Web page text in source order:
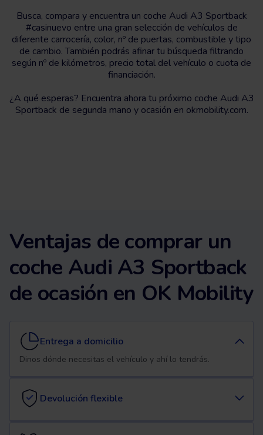
Busca, compara y encuentra un coche Audi A3 Sportback
#casinuevo entre una gran selección de vehículos de
diferente carrocería, color, nº de puertas, combustible y tipo
de cambio. También podrás afinar tu búsqueda filtrando
según nº de kilómetros, precio total del vehículo o cuota de
financiación.
¿A qué esperas? Encuentra ahora tu próximo coche Audi A3
Sportback de segunda mano y ocasión en okmobility.com.
Ventajas de comprar un
coche Audi A3 Sportback
de ocasión en OK Mobility
Entrega a domicilio
Dinos dónde necesitas el vehículo y ahí lo tendrás.
Devolución flexible